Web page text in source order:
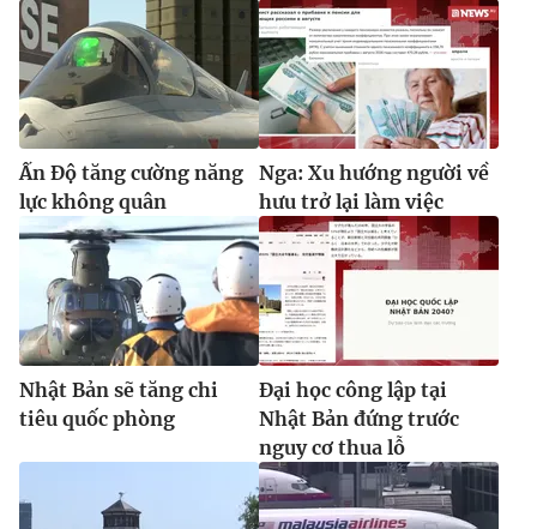
Ấn Độ tăng cường năng
lực không quân
Nga: Xu hướng người về
hưu trở lại làm việc
Nhật Bản sẽ tăng chi
tiêu quốc phòng
Đại học công lập tại
Nhật Bản đứng trước
nguy cơ thua lỗ